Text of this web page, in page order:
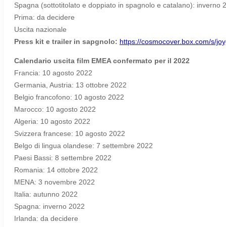
Spagna (sottotitolato e doppiato in spagnolo e catalano): inverno
Prima: da decidere
Uscita nazionale
Press kit e trailer in sapgnolo: https://cosmocover.box.com/s/
Calendario uscita film EMEA confermato per il 2022
Francia: 10 agosto 2022
Germania, Austria: 13 ottobre 2022
Belgio francofono: 10 agosto 2022
Marocco: 10 agosto 2022
Algeria: 10 agosto 2022
Svizzera francese: 10 agosto 2022
Belgo di lingua olandese: 7 settembre 2022
Paesi Bassi: 8 settembre 2022
Romania: 14 ottobre 2022
MENA: 3 novembre 2022
Italia: autunno 2022
Spagna: inverno 2022
Irlanda: da decidere